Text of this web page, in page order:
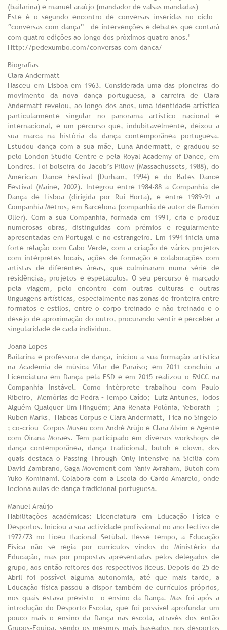
(bailarina) e manuel araújo (mandador de valsas mandadas)
Este é o segundo encontro de conversas inseridas no ciclo –
“conversas com dança” – de intervenções e debates que contará
com quatro edições ao longo dos próximos quatro anos."
Http://pedexumbo.com/conversas-com-danca/
Biografias
Clara Andermatt
Nasceu em Lisboa em 1963. Considerada uma das pioneiras do
movimento da nova dança portuguesa, a carreira de Clara
Andermatt revelou, ao longo dos anos, uma identidade artística
particularmente singular no panorama artístico nacional e
internacional, e um percurso que, indubitavelmente, deixou a
sua marca na história da dança contemporânea portuguesa.
Estudou dança com a sua mãe, Luna Andermatt, e graduou-se
pelo London Studio Centre e pela Royal Academy of Dance, em
Londres. Foi bolseira do Jacob’s Pillow (Massachussets, 1988), do
American Dance Festival (Durham, 1994) e do Bates Dance
Festival (Maine, 2002). Integrou entre 1984-88 a Companhia de
Dança de Lisboa (dirigida por Rui Horta), e entre 1989-91 a
Companhia Metros, em Barcelona (companhia de autor de Ramón
Oller). Com a sua Companhia, formada em 1991, cria e produz
numerosas obras, distinguidas com prémios e regularmente
apresentadas em Portugal e no estrangeiro. Em 1994 inicia uma
forte relação com Cabo Verde, com a criação de vários projetos
com intérpretes locais, ações de formação e colaborações com
artistas de diferentes áreas, que culminaram numa série de
residências, projetos e espetáculos. O seu percurso é marcado
pela viagem, pelo encontro com outras culturas e outras
linguagens artísticas, especialmente nas zonas de fronteira entre
formatos e estilos, entre o corpo treinado e não treinado e o
desejo de aproximação do outro, procurando sentir e perceber a
singularidade de cada indivíduo.
Joana Lopes
Bailarina e professora de dança, iniciou a sua formação artística
na Academia de música Vilar de Paraíso; em 2011 concluiu a
Licenciatura em Dança pela ESD e em 2015 realizou o FAICC na
Companhia Instável. Como intérprete trabalhou com Paulo
Ribeiro, ​ Memórias de Pedra – Tempo Caído; ​ Luiz Antunes, Todos
Alguém Qualquer Um Ninguém; Ana Renata Polónia, Yeborath ​ ;
Ruben Marks, ​ Habeas Corpus e Clara Andermatt, ​ Fica no Singelo ​
; co-criou ​ Corpos Museu com André Arújo e Clara Alvim e Agente
com Oirana Moraes. Tem participado em diversos workshops de
dança contemporânea, dança tradicional, butoh e clown, dos
quais destaca o Passing Through Only Intensive na Sicilia com
David Zambrano, Gaga Movement com Yaniv Avraham, Butoh com
Yuko Kominami. Colabora com a Escola do Cardo Amarelo, onde
leciona aulas de dança tradicional portuguesa.
Manuel Araújo
Habilitações académicas: Licenciatura em Educação Física e
Desportos. Iniciou a sua actividade profissional no ano lectivo de
1972/73 no Liceu Nacional Setúbal. Nesse tempo, a Educação
Física não se regia por currículos vindos do Ministério da
Educação, mas por propostas apresentadas pelos delegados de
grupo, aos então reitores dos respectivos liceus. Depois do 25 de
Abril foi possível alguma autonomia, até que mais tarde, a
Educação física passou a dispor também de currículos próprios,
nos quais estava previsto o ensino da Dança. Mas foi após a
introdução do Desporto Escolar, que foi possível aprofundar um
pouco mais o ensino da Dança nas escola, através dos então
Grupos-Equipa, sendo os mesmos mais baseados nos desportos